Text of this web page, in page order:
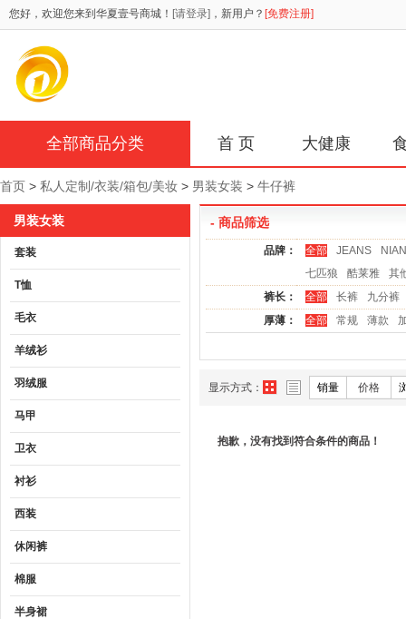
您好，欢迎您来到华夏壹号商城！ [请登录] ，新用户？ [免费注册]
全部商品分类 首 页 大健康
首页 > 私人定制/衣装/箱包/美妆 > 男装女装 > 牛仔裤
- 商品筛选
品牌： 全部 JEANS
七匹狼
酷莱雅
其
裤长：
全部 长裤
九分裤
厚薄：
全部 常规 薄款
显示方式： 销量 价格
抱歉，没有找到符合条件的商品！
男装女装
套装
T恤
毛衣
羊绒衫
羽绒服
马甲
卫衣
衬衫
西装
休闲裤
棉服
半身裙